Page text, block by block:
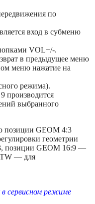
по
вход в субменю
VOL+/-.
в предыдущее меню
меню нажатие на
режима).
выбранного
позиции GEOM 4:3
геометрии
позиции GEOM 16:9 —
— для
в сервисном режиме